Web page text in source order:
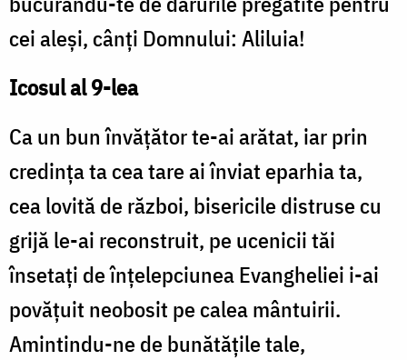
cei aleşi, cânţi Domnului: Aliluia!
Icosul al 9-lea
Ca un bun învăţător te-ai arătat, iar prin
credinţa ta cea tare ai înviat eparhia ta,
cea lovită de război, bisericile distruse cu
grijă le-ai reconstruit, pe ucenicii tăi
însetaţi de înţelepciunea Evangheliei i-ai
povăţuit neobosit pe calea mântuirii.
Amintindu-ne de bunătăţile tale,